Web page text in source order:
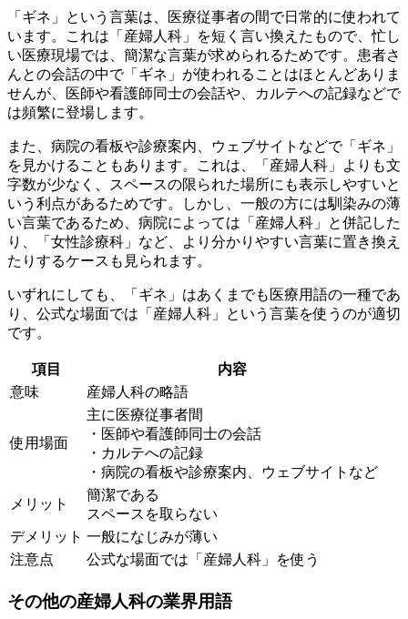
「ギネ」という言葉は、医療従事者の間で日常的に使われて
います。これは「産婦人科」を短く言い換えたもので、忙し
い医療現場では、簡潔な言葉が求められるためです。 患者さ
んとの会話の中で「ギネ」が使われることはほとんどありま
せんが、医師や看護師同士の会話や、カルテへの記録などで
は頻繁に登場します。
また、病院の看板や診療案内、ウェブサイトなどで「ギネ」
を見かけることもあります。これは、「産婦人科」よりも文
字数が少なく、スペースの限られた場所にも表示しやすいと
いう利点があるためです。しかし、 一般の方には馴染みの薄
い言葉であるため、病院によっては「産婦人科」と併記した
り、「女性診療科」など、より分かりやすい言葉に置き換え
たりするケースも見られます。
いずれにしても、「ギネ」はあくまでも医療用語の一種であ
り、公式な場面では「産婦人科」という言葉を使うのが適切
です。
項目
内容
意味
産婦人科の略語
使用場面
主に医療従事者間
・医師や看護師同士の会話
・カルテへの記録
・病院の看板や診療案内、ウェブサイトなど
メリット
簡潔である
スペースを取らない
デメリット 一般になじみが薄い
注意点
公式な場面では「産婦人科」を使う
その他の産婦人科の業界用語